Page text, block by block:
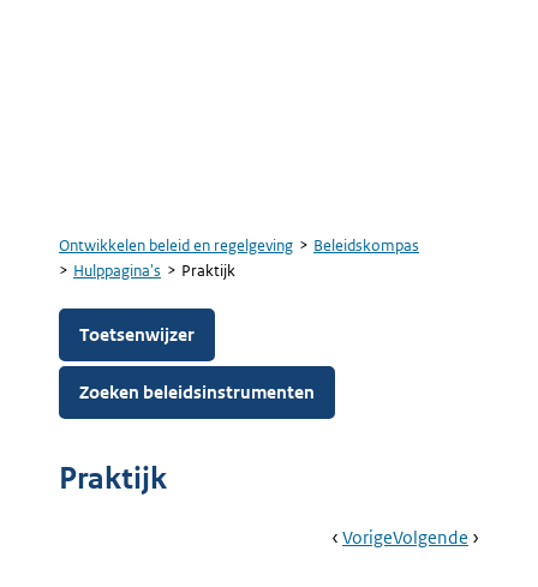
Kruimelpad
Ontwikkelen beleid en regelgeving
Beleidskompas
Hulppagina's
Praktijk
Toetsenwijzer
Zoeken beleidsinstrumenten
Praktijk
Book
Ga
VorigePagina:
Ga
Volgende Pagina: